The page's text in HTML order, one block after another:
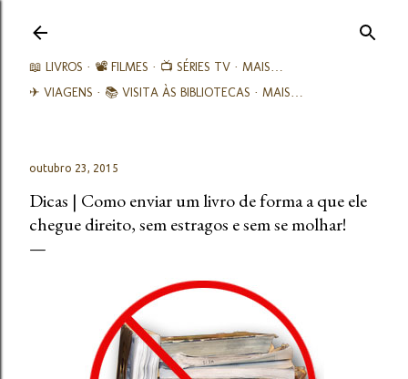
📖 LIVROS 📽️ FILMES 📺 SÉRIES TV
MAIS…
✈ VIAGENS
📚︎ VISITA ÀS BIBLIOTECAS MAIS…
outubro 23, 2015
Dicas | Como enviar um livro de forma a que ele
chegue direito, sem estragos e sem se molhar!